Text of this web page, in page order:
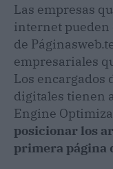
Las empresas
internet pueden
de
empresariales
Los encargados
digitales tienen
Engine
posicionar los
primera página